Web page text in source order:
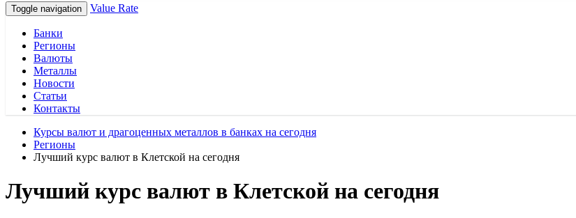
Toggle navigation Value Rate
Банки
Регионы
Валюты
Металлы
Новости
Статьи
Контакты
Курсы валют и драгоценных металлов в банках на сегодня
Регионы
Лучший курс валют в Клетской на сегодня
Лучший курс валют в Клетской на сегодня